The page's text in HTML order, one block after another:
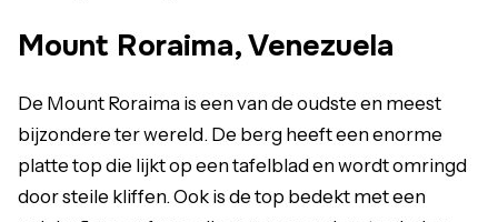
Mount Roraima, Venezuela
De Mount Roraima is een van de oudste en meest
bijzondere ter wereld. De berg heeft een enorme
platte top die lijkt op een tafelblad en wordt omringd
door steile kliffen. Ook is de top bedekt met een